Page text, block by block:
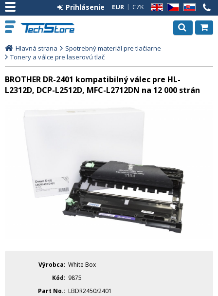
EN CZ SK
EUR CZK
Prihlásenie
Hlavná strana
Spotrebný materiál pre tlačiarne
Tonery a válce pre laserovú tlač
BROTHER DR-2401 kompatibilný válec pre HL-
L2312D, DCP-L2512D, MFC-L2712DN na 12 000 strán
Výrobca White Box
Kód
9875
Part No.
LBDR2450/2401